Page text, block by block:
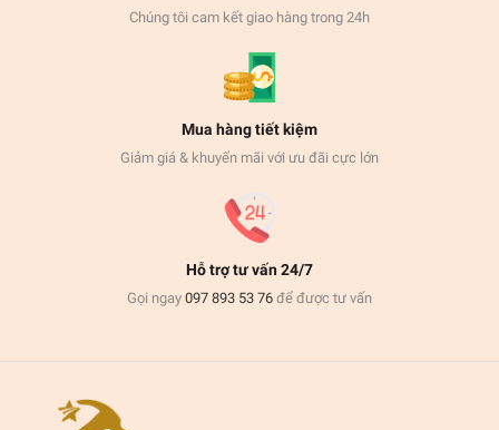
Chúng tôi cam kết giao hàng trong 24h
Mua hàng tiết kiệm
Giảm giá & khuyến mãi với ưu đãi cực lớn
Hỗ trợ tư vấn 24/7
Gọi ngay 097 893 53 76 để được tư vấn